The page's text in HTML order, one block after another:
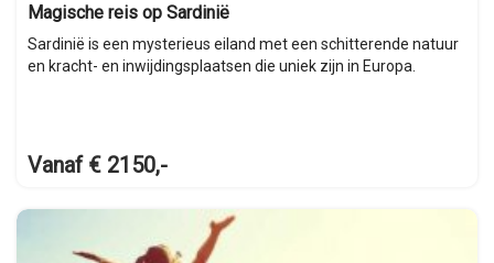
Magische reis op Sardinië
Sardinië is een mysterieus eiland met een schitterende natuur
en kracht- en inwijdingsplaatsen die uniek zijn in Europa.
Vanaf € 2150,-